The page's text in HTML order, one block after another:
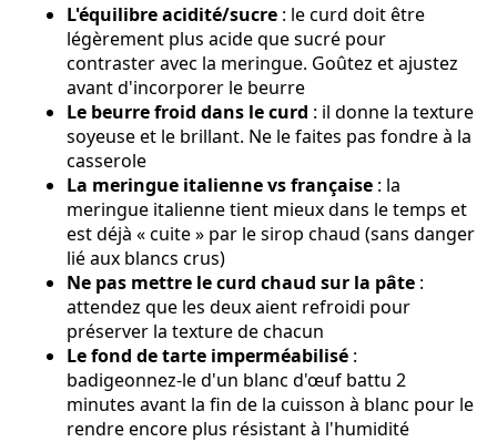
L'équilibre acidité/sucre : le curd doit être
légèrement plus acide que sucré pour
contraster avec la meringue. Goûtez et ajustez
avant d'incorporer le beurre
Le beurre froid dans le curd : il donne la texture
soyeuse et le brillant. Ne le faites pas fondre à la
casserole
La meringue italienne vs française : la
meringue italienne tient mieux dans le temps et
est déjà « cuite » par le sirop chaud (sans danger
lié aux blancs crus)
Ne pas mettre le curd chaud sur la pâte :
attendez que les deux aient refroidi pour
préserver la texture de chacun
Le fond de tarte imperméabilisé :
badigeonnez-le d'un blanc d'œuf battu 2
minutes avant la fin de la cuisson à blanc pour le
rendre encore plus résistant à l'humidité